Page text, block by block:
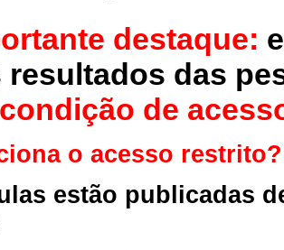
destaque:
resultados das
condição de
o acesso restrito?
estão publicadas